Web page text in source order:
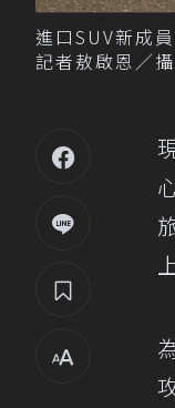
進口SUV新成
記者敖啟恩／